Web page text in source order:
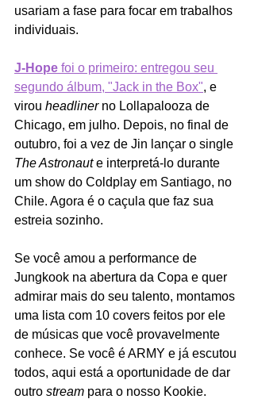
usariam a fase para focar em trabalhos
individuais.
J-Hope foi o primeiro: entregou seu
segundo álbum, "Jack in the Box", e
virou headliner no Lollapalooza de
Chicago, em julho. Depois, no final de
outubro, foi a vez de Jin lançar o single
The Astronaut e interpretá-lo durante
um show do Coldplay em Santiago, no
Chile. Agora é o caçula que faz sua
estreia sozinho.
Se você amou a performance de
Jungkook na abertura da Copa e quer
admirar mais do seu talento, montamos
uma lista com 10 covers feitos por ele
de músicas que você provavelmente
conhece. Se você é ARMY e já escutou
todos, aqui está a oportunidade de dar
outro stream para o nosso Kookie.